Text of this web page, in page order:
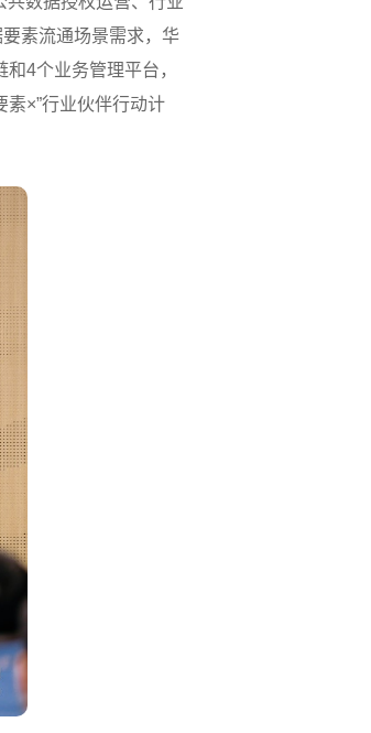
素流通场景需求，华
4个业务管理平台，
×”行业伙伴行动计